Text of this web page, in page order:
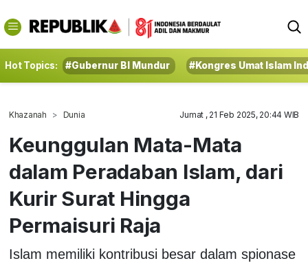
Hot Topics: #Gubernur BI Mundur #Kongres Umat Islam
Khazanah Dunia Jumat , 21 Feb 2025, 20:44 WIB
Keunggulan Mata-Mata
dalam Peradaban Islam, dari
Kurir Surat Hingga
Permaisuri Raja
Islam memiliki kontribusi besar dalam spionase